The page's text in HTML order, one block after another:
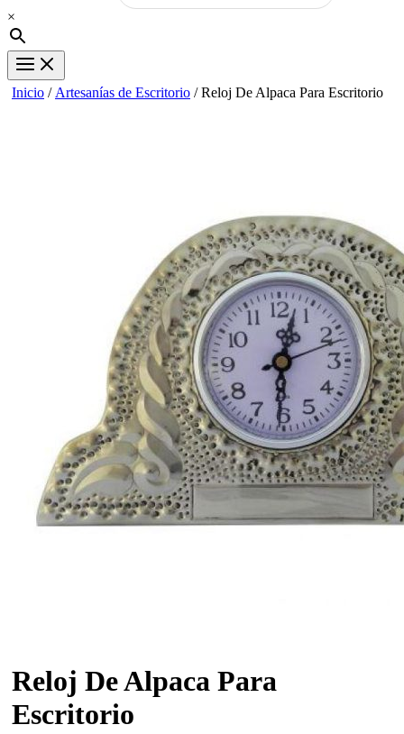
×
Inicio / Artesanías de Escritorio / Reloj De Alpaca Para Escritorio
Reloj De Alpaca Para
Escritorio